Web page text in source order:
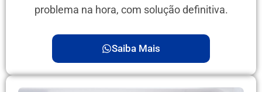
problema na hora, com solução definitiva.
Saiba Mais